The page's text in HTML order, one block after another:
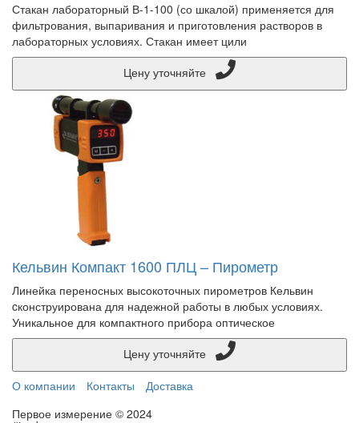
Стакан лабораторный В-1-100 (со шкалой) применяется для
фильтрования, выпаривания и приготовления растворов в
лабораторных условиях. Стакан имеет цили
Кельвин Компакт 1600 ПЛЦ – Пирометр
Линейка переносных высокоточных пирометров Кельвин
cконструирована для надежной работы в любых условиях.
Уникальное для компактного прибора оптическое
О компании
Контакты
Доставка
Первое измерение © 2024